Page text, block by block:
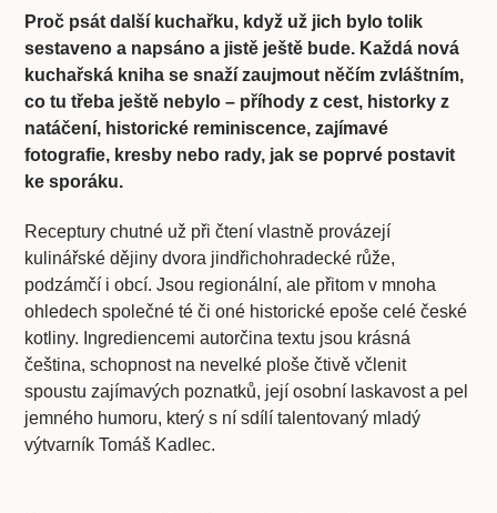
Proč psát další kuchařku, když už jich bylo tolik
sestaveno a napsáno a jistě ještě bude. Každá nová
kuchařská kniha se snaží zaujmout něčím zvláštním,
co tu třeba ještě nebylo – příhody z cest, historky z
natáčení, historické reminiscence, zajímavé
fotografie, kresby nebo rady, jak se poprvé postavit
ke sporáku.
Receptury chutné už při čtení vlastně provázejí
kulinářské dějiny dvora jindřichohradecké růže,
podzámčí i obcí. Jsou regionální, ale přitom v mnoha
ohledech společné té či oné historické epoše celé české
kotliny. Ingrediencemi autorčina textu jsou krásná
čeština, schopnost na nevelké ploše čtivě včlenit
spoustu zajímavých poznatků, její osobní laskavost a pel
jemného humoru, který s ní sdílí talentovaný mladý
výtvarník Tomáš Kadlec.